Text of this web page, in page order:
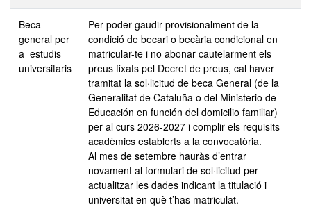
Beca
general per
a estudis
universitaris
Per poder gaudir provisionalment de la
condició de becari o becària condicional en
matricular-te i no abonar cautelarment els
preus fixats pel Decret de preus, cal haver
tramitat la sol·licitud de beca General (de la
Generalitat de Cataluña o del Ministerio de
Educación en función del domicilio familiar)
per al curs 2026-2027 i complir els requisits
acadèmics establerts a la convocatòria.
Al mes de setembre hauràs d’entrar
novament al formulari de sol·licitud per
actualitzar les dades indicant la titulació i
universitat en què t’has matriculat.